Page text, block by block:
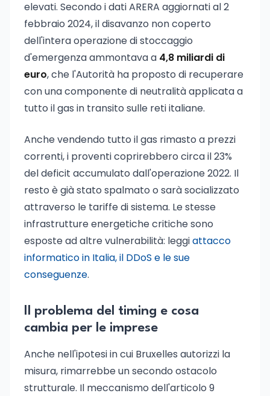
elevati. Secondo i dati ARERA aggiornati al 2
febbraio 2024, il disavanzo non coperto
dell'intera operazione di stoccaggio
d'emergenza ammontava a 4,8 miliardi di
euro, che l'Autorità ha proposto di recuperare
con una componente di neutralità applicata a
tutto il gas in transito sulle reti italiane.
Anche vendendo tutto il gas rimasto a prezzi
correnti, i proventi coprirebbero circa il 23%
del deficit accumulato dall'operazione 2022. Il
resto è già stato spalmato o sarà socializzato
attraverso le tariffe di sistema. Le stesse
infrastrutture energetiche critiche sono
esposte ad altre vulnerabilità: leggiattacco
informatico in Italia, il DDoS e le sue
conseguenze.
Il problema del timing e cosa
cambia per le imprese
Anche nell'ipotesi in cui Bruxelles autorizzi la
misura, rimarrebbe un secondo ostacolo
strutturale. Il meccanismo dell'articolo 9